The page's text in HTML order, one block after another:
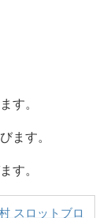
す。
ます。
す。